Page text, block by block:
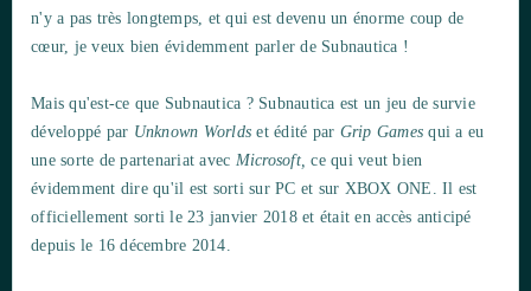
n'y a pas très longtemps, et qui est devenu un énorme coup de
cœur, je veux bien évidemment parler de Subnautica !
Mais qu'est-ce que Subnautica ? Subnautica est un jeu de survie
développé par Unknown Worlds et édité par Grip Gamesqui a eu
une sorte de partenariat avec Microsoft, ce qui veut bien
évidemment dire qu'il est sorti sur PC et sur XBOX ONE. Il est
officiellement sorti le 23 janvier 2018 et était en accès anticipé
depuis le 16 décembre 2014.